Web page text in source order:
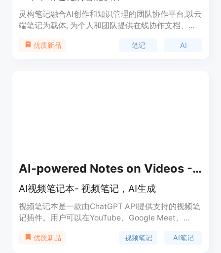
灵构笔记融合AI创作和知识管理的团队协作平台,以云
端笔记为载体, 为个人和团队提供在线协作文档、多
优质新品 笔记 AI
AI-powered Notes on Videos - Video Notebook
AI视频笔记本- 视频笔记，AI生成
视频笔记本是一款由ChatGPT API提供支持的视频笔
记插件。用户可以在YouTube、Google Meet、
录的文字、截图和笔记的标注。插件通过计算机视觉
优质新品 视频笔记 AI笔记